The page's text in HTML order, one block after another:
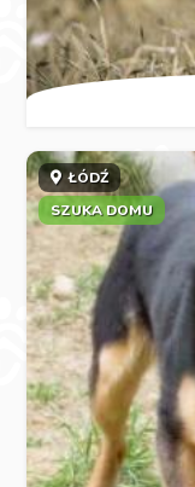
ŁÓDŹ
SZUKA DOMU